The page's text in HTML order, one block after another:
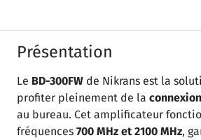
Présentation
Le BD-300FW de Nikrans est la
profiter pleinement de la
au bureau. Cet amplificateur
fréquences 700 MHz et 2100 MHz,